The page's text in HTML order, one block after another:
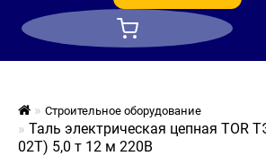
Строительное оборудование
Таль электрическая цепная TOR
02T) 5,0 т 12 м 220В